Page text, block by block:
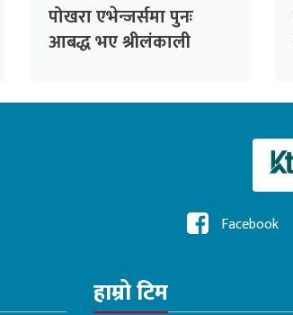
पोखरा एभेन्जर्समा पुनः
आबद्ध भए श्रीलंकाली
Facebook
हाम्रो टिम